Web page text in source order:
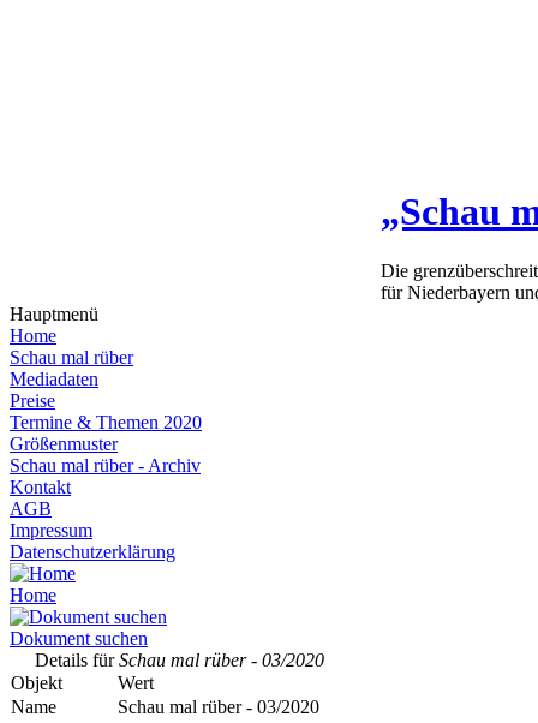
„Schau
Die
für Niederbayern
Hauptmenü
Home
Schau mal rüber
Mediadaten
Preise
Termine & Themen 2020
Größenmuster
Schau mal rüber - Archiv
Kontakt
AGB
Impressum
Datenschutzerklärung
Home
Dokument suchen
Details fürSchau mal rüber - 03/2020
Objekt
Wert
Name
Schau mal rüber - 03/2020